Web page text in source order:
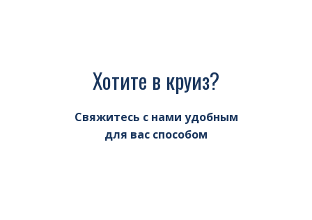
Хотите в круиз?
Свяжитесь с нами удобным
для вас способом